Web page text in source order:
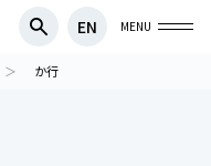
EN MENU
か行